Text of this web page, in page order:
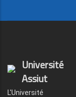
Université
Assiut
L'Université